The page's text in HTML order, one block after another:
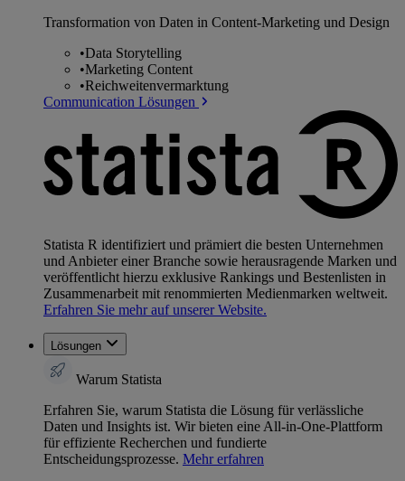
Transformation von Daten in Content-Marketing und Design
•Data Storytelling
•Marketing Content
•Reichweitenvermarktung
Communication Lösungen
Statista R identifiziert und prämiert die besten Unternehmen
und Anbieter einer Branche sowie herausragende Marken und
veröffentlicht hierzu exklusive Rankings und Bestenlisten in
Zusammenarbeit mit renommierten Medienmarken weltweit.
Erfahren Sie mehr auf unserer Website.
Lösungen
Warum Statista
Erfahren Sie, warum Statista die Lösung für verlässliche
Daten und Insights ist. Wir bieten eine All-in-One-Plattform
für effiziente Recherchen und fundierte
Entscheidungsprozesse. Mehr erfahren